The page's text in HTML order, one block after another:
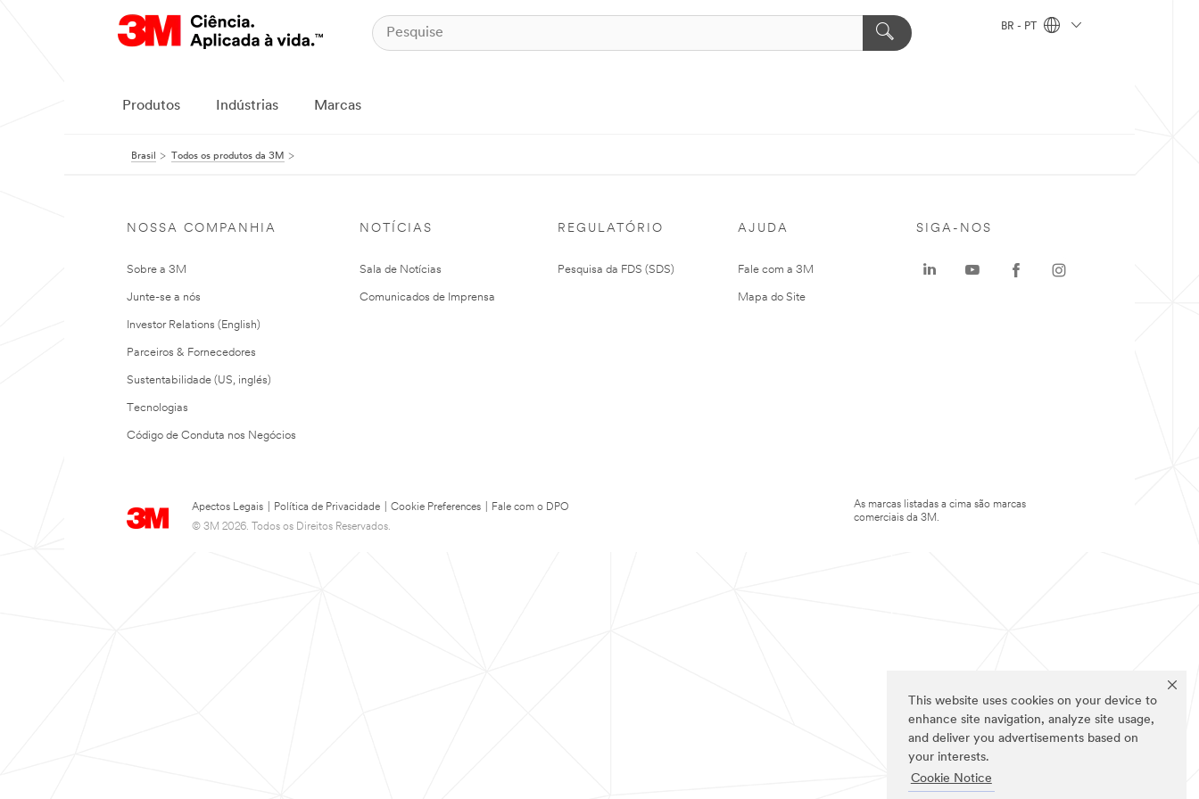
This website uses cookies on your device to
enhance site navigation, analyze site usage,
and deliver you advertisements based on
your interests.
Cookie Notice
BR - PT
Produtos Indústrias Marcas
Brasil Todos os produtos da 3M
NOSSA COMPANHIA
Sobre a 3M
Junte-se a nós
Investor Relations (English)
Parceiros & Fornecedores
Sustentabilidade (US, inglés)
Tecnologias
Código de Conduta nos Negócios
NOTÍCIAS
Sala de Notícias
Comunicados de Imprensa
REGULATÓRIO
Pesquisa da FDS (SDS)
AJUDA
Fale com a 3M
Mapa do Site
Apectos Legais Política de Privacidade Cookie Preferences
Fale com o DPO
© 3M 2026. Todos os Direitos Reservados.
SIGA-NOS
As marcas listadas a cima são marcas
comerciais da 3M.